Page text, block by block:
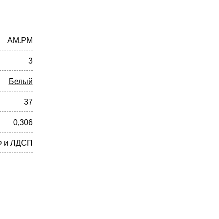
AM.PM
3
Белый
37
0,306
и ЛДСП